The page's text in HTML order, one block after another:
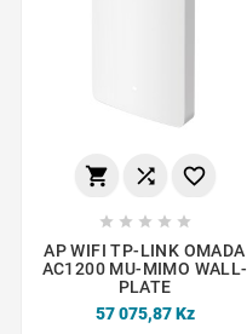
  
    
AP WIFI TP-LINK OMADA
AC1200 MU-MIMO WALL-
PLATE
57 075,87 Kz